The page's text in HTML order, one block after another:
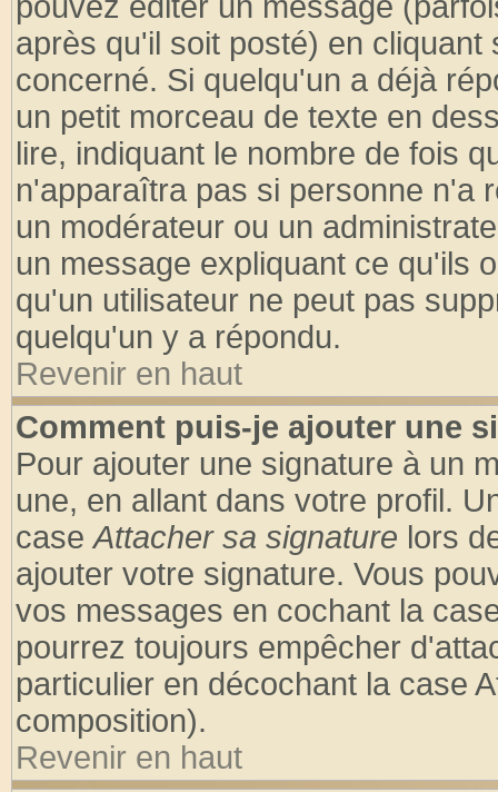
après qu'il soit posté) en
concerné. Si quelqu'un a déjà
un petit morceau de texte en
lire, indiquant le nombre de fois
n'apparaîtra pas si personne n'a
un modérateur ou un
un message expliquant ce qu'ils
qu'un utilisateur ne peut pas
quelqu'un y a répondu.
Revenir en haut
Comment puis-je ajouter une
Pour ajouter une signature à un
une, en allant dans votre profil.
caseAttacher sa signature lors
ajouter votre signature. Vous
vos messages en cochant la
pourrez toujours empêcher
particulier en décochant la case
composition).
Revenir en haut